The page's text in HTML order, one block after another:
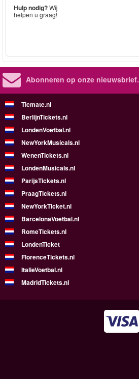
Hulp nodig?Wij
helpen u graag!
Abonneren op onze nieuwsbrief.
Ticmate.nl
BerlijnTickets.nl
LondenVoetbal.nl
NewYorkMusicals.nl
WenenTickets.nl
LondenMusicals.nl
ParijsTickets.nl
PraagTickets.nl
NewYorkTicket.nl
BarcelonaVoetbal.nl
RomeTickets.nl
LondenTicket
FlorenceTickets.nl
ItalieVoetbal.nl
MadridTickets.nl